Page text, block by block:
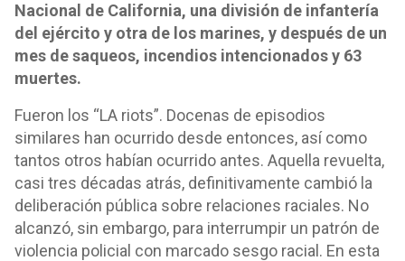
Nacional de California, una división de infantería
del ejército y otra de los marines, y después de un
mes de saqueos, incendios intencionados y 63
muertes.
Fueron los “LA riots”. Docenas de episodios
similares han ocurrido desde entonces, así como
tantos otros habían ocurrido antes. Aquella revuelta,
casi tres décadas atrás, definitivamente cambió la
deliberación pública sobre relaciones raciales. No
alcanzó, sin embargo, para interrumpir un patrón de
violencia policial con marcado sesgo racial. En esta